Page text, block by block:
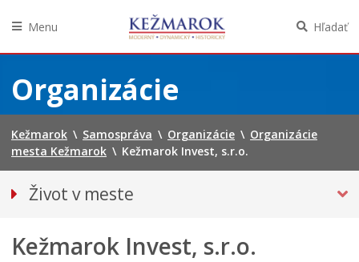
obsah
Menu Hľadať
Organizácie
Kežmarok \ Samospráva \ Organizácie \ Organizácie
mesta Kežmarok \ Kežmarok Invest, s.r.o.
Život v meste
Pohotovostné kontakty
Kežmarok Invest, s.r.o.